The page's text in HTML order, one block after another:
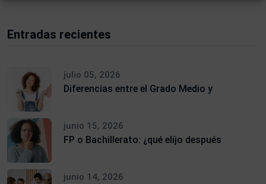
Entradas recientes
julio 05, 2026
Diferencias entre el Grado Medio y
junio 15, 2026
FP o Bachillerato: ¿qué elijo después
junio 14, 2026